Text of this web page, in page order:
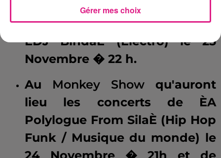
Aux Vedettes�:� ÈDJ Mehdi
CÈ le 24 Novembre � 22 h et
ÈDJ BindaÈ (Electro) le 25
Novembre � 22 h.
Au Monkey Show qu'auront
lieu les concerts de ÈA
Polylogue From SilaÈ (Hip Hop
Funk / Musique du monde) le
Gérer mes choix